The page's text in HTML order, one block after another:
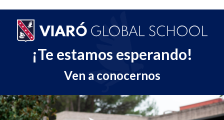
¡Te estamos esperando!
Ven a conocernos